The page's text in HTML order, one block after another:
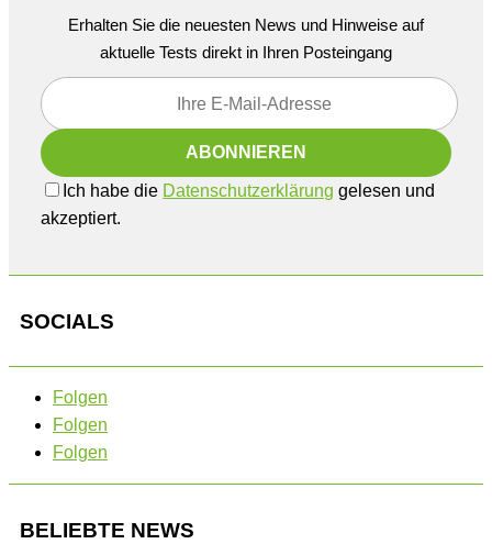
Erhalten Sie die neuesten News und Hinweise auf
aktuelle Tests direkt in Ihren Posteingang
Ich habe die Datenschutzerklärung gelesen und
akzeptiert.
SOCIALS
Folgen
Folgen
Folgen
BELIEBTE NEWS